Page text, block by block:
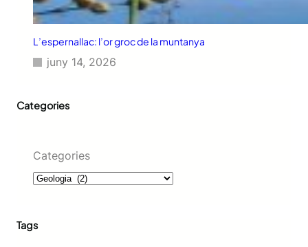
L’espernallac: l’or groc de la muntanya
juny 14, 2026
Categories
Categories
Tags